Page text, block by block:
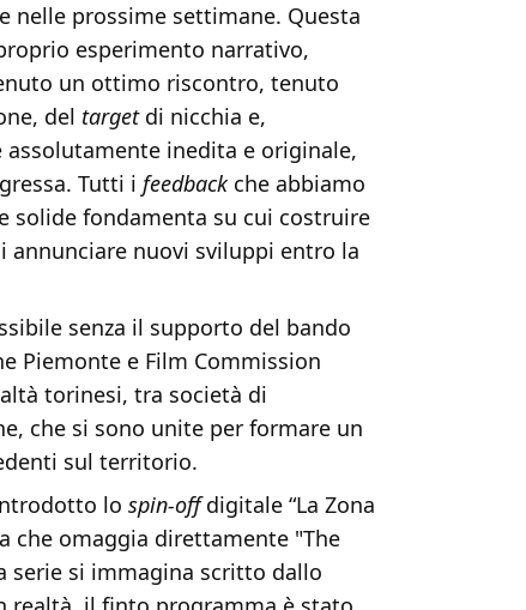
nelle prossime settimane. Questa
esperimento narrativo,
un ottimo riscontro, tenuto
del targetdi nicchia e,
inedita e originale,
Tutti i feedbackche abbiamo
solide fondamenta su cui costruire
nuovi sviluppi entro la
senza il supporto del bando
Piemonte e Film Commission
torinesi, tra società di
che si sono unite per formare un
sul territorio.
lo spin-offdigitale “La Zona
che omaggia direttamente "The
serie si immagina scritto dallo